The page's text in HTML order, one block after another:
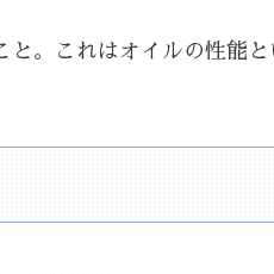
。これはオイルの性能と